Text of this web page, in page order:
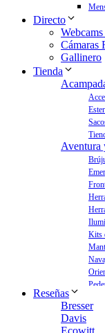
Directo
Cámaras
Gallinero
Tienda
Aventura
Kits
Aves y
Reseñas
Bresser
Davis
Ecowitt